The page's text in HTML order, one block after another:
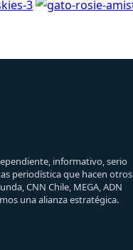
informativo, serio
periodística que hacen otros
CNN Chile, MEGA, ADN
una alianza estratégica.